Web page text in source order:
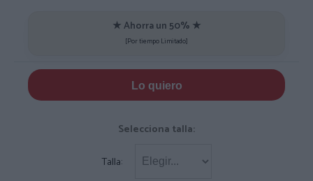
★ Ahorra un 50% ★
[Por tiempo Limitado]
Lo quiero
Selecciona talla:
Talla: